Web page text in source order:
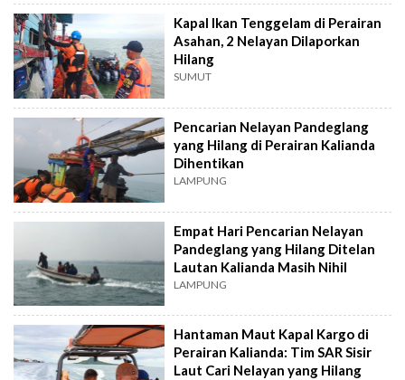
Kapal Ikan Tenggelam di Perairan
Asahan, 2 Nelayan Dilaporkan
Hilang
SUMUT
Pencarian Nelayan Pandeglang
yang Hilang di Perairan Kalianda
Dihentikan
LAMPUNG
Empat Hari Pencarian Nelayan
Pandeglang yang Hilang Ditelan
Lautan Kalianda Masih Nihil
LAMPUNG
Hantaman Maut Kapal Kargo di
Perairan Kalianda: Tim SAR Sisir
Laut Cari Nelayan yang Hilang